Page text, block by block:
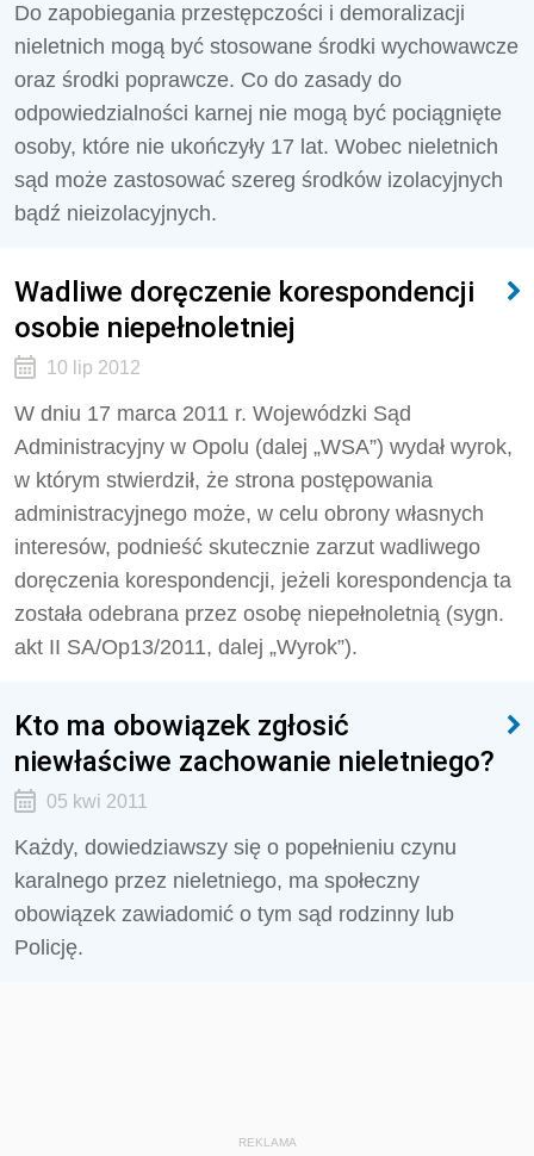
Do zapobiegania przestępczości i demoralizacji
nieletnich mogą być stosowane środki wychowawcze
oraz środki poprawcze. Co do zasady do
odpowiedzialności karnej nie mogą być pociągnięte
osoby, które nie ukończyły 17 lat. Wobec nieletnich
sąd może zastosować szereg środków izolacyjnych
bądź nieizolacyjnych.
Wadliwe doręczenie korespondencji
osobie niepełnoletniej
10 lip 2012
W dniu 17 marca 2011 r. Wojewódzki Sąd
Administracyjny w Opolu (dalej „WSA”) wydał wyrok,
w którym stwierdził, że strona postępowania
administracyjnego może, w celu obrony własnych
interesów, podnieść skutecznie zarzut wadliwego
doręczenia korespondencji, jeżeli korespondencja ta
została odebrana przez osobę niepełnoletnią (sygn.
akt II SA/Op13/2011, dalej „Wyrok”).
Kto ma obowiązek zgłosić
niewłaściwe zachowanie nieletniego?
05 kwi 2011
Każdy, dowiedziawszy się o popełnieniu czynu
karalnego przez nieletniego, ma społeczny
obowiązek zawiadomić o tym sąd rodzinny lub
Policję.
REKLAMA